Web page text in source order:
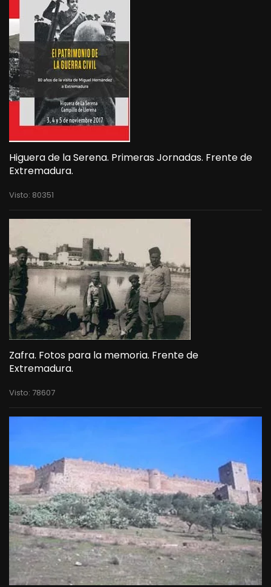
Higuera de la Serena. Primeras Jornadas. Frente de
Extremadura.
Visto: 80351
Zafra. Fotos para la memoria. Frente de
Extremadura.
Visto: 78607